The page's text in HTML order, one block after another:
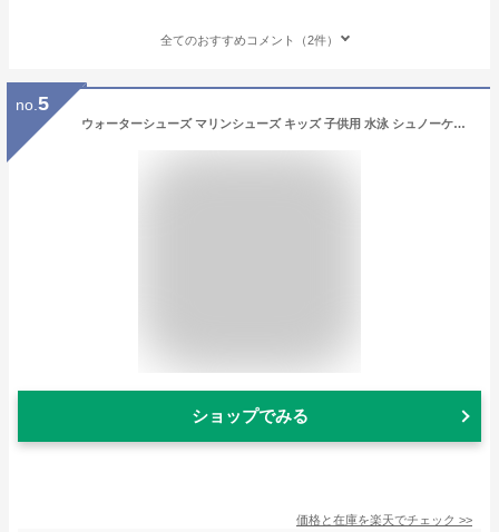
全てのおすすめコメント（2件）
no. 5
ウォーターシューズ マリンシューズ キッズ 子供用 水泳 シュノーケリング 水陸両用 アウトドア 軽量 速乾 滑り止め アクアシューズ 柔軟 ビーチシューズ 通気 折り畳み 靴 海 シューズ 梅雨 プール 陸上 運動 岩場 小学生 女の子 男の子 夏 ケガ防止 おしゃれ 排水 水遊び用
ショップでみる
価格と在庫を楽天でチェック >>